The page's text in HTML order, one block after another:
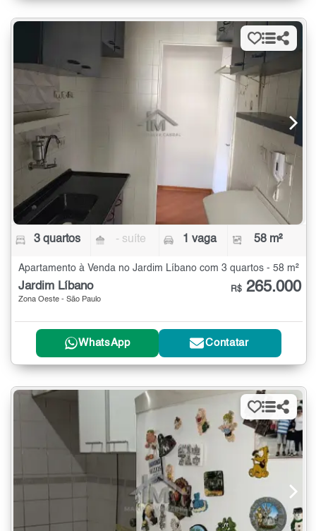
3 quartos - suíte 1 vaga 58 m²
Apartamento à Venda no Jardim Líbano com 3 quartos - 58 m²
Jardim Líbano
Zona Oeste - São Paulo
R$ 265.000
WhatsApp Contatar